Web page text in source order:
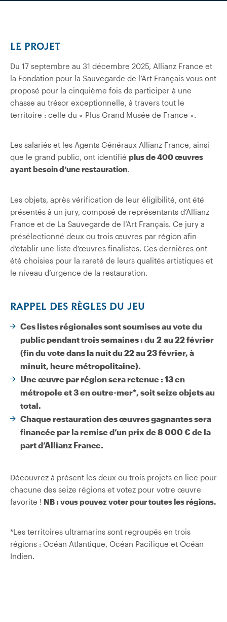
LE PROJET
Du 17 septembre au 31 décembre 2025, Allianz France et
la Fondation pour la Sauvegarde de l’Art Français vous ont
proposé pour la cinquième fois de participer à une
chasse au trésor exceptionnelle, à travers tout le
territoire : celle du « Plus Grand Musée de France ».
Les salariés et les Agents Généraux Allianz France, ainsi
que le grand public, ont identifié plus de 400 œuvres
ayant besoin d’une restauration.
Les objets, après vérification de leur éligibilité, ont été
présentés à un jury, composé de représentants d’Allianz
France et de La Sauvegarde de l’Art Français. Ce jury a
présélectionné deux ou trois œuvres par région afin
d’établir une liste d’œuvres finalistes. Ces dernières ont
été choisies pour la rareté de leurs qualités artistiques et
le niveau d’urgence de la restauration.
RAPPEL DES RÈGLES DU JEU
Ces listes régionales sont soumises au vote du
public pendant trois semaines : du 2 au 22 février
(fin du vote dans la nuit du 22 au 23 février, à
minuit, heure métropolitaine).
Une œuvre par région sera retenue : 13 en
métropole et 3 en outre-mer*, soit seize objets au
total.
Chaque restauration des œuvres gagnantes sera
financée par la remise d’un prix de 8 000 € de la
part d’Allianz France.
Découvrez à présent les deux ou trois projets en lice pour
chacune des seize régions et votez pour votre œuvre
favorite ! NB : vous pouvez voter pour toutes les régions.
*Les territoires ultramarins sont regroupés en trois
régions : Océan Atlantique, Océan Pacifique et Océan
Indien.